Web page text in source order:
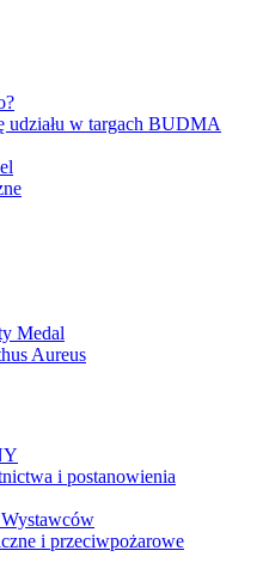
udziału w targach BUDMA
Medal
Aureus
i postanowienia
i przeciwpożarowe